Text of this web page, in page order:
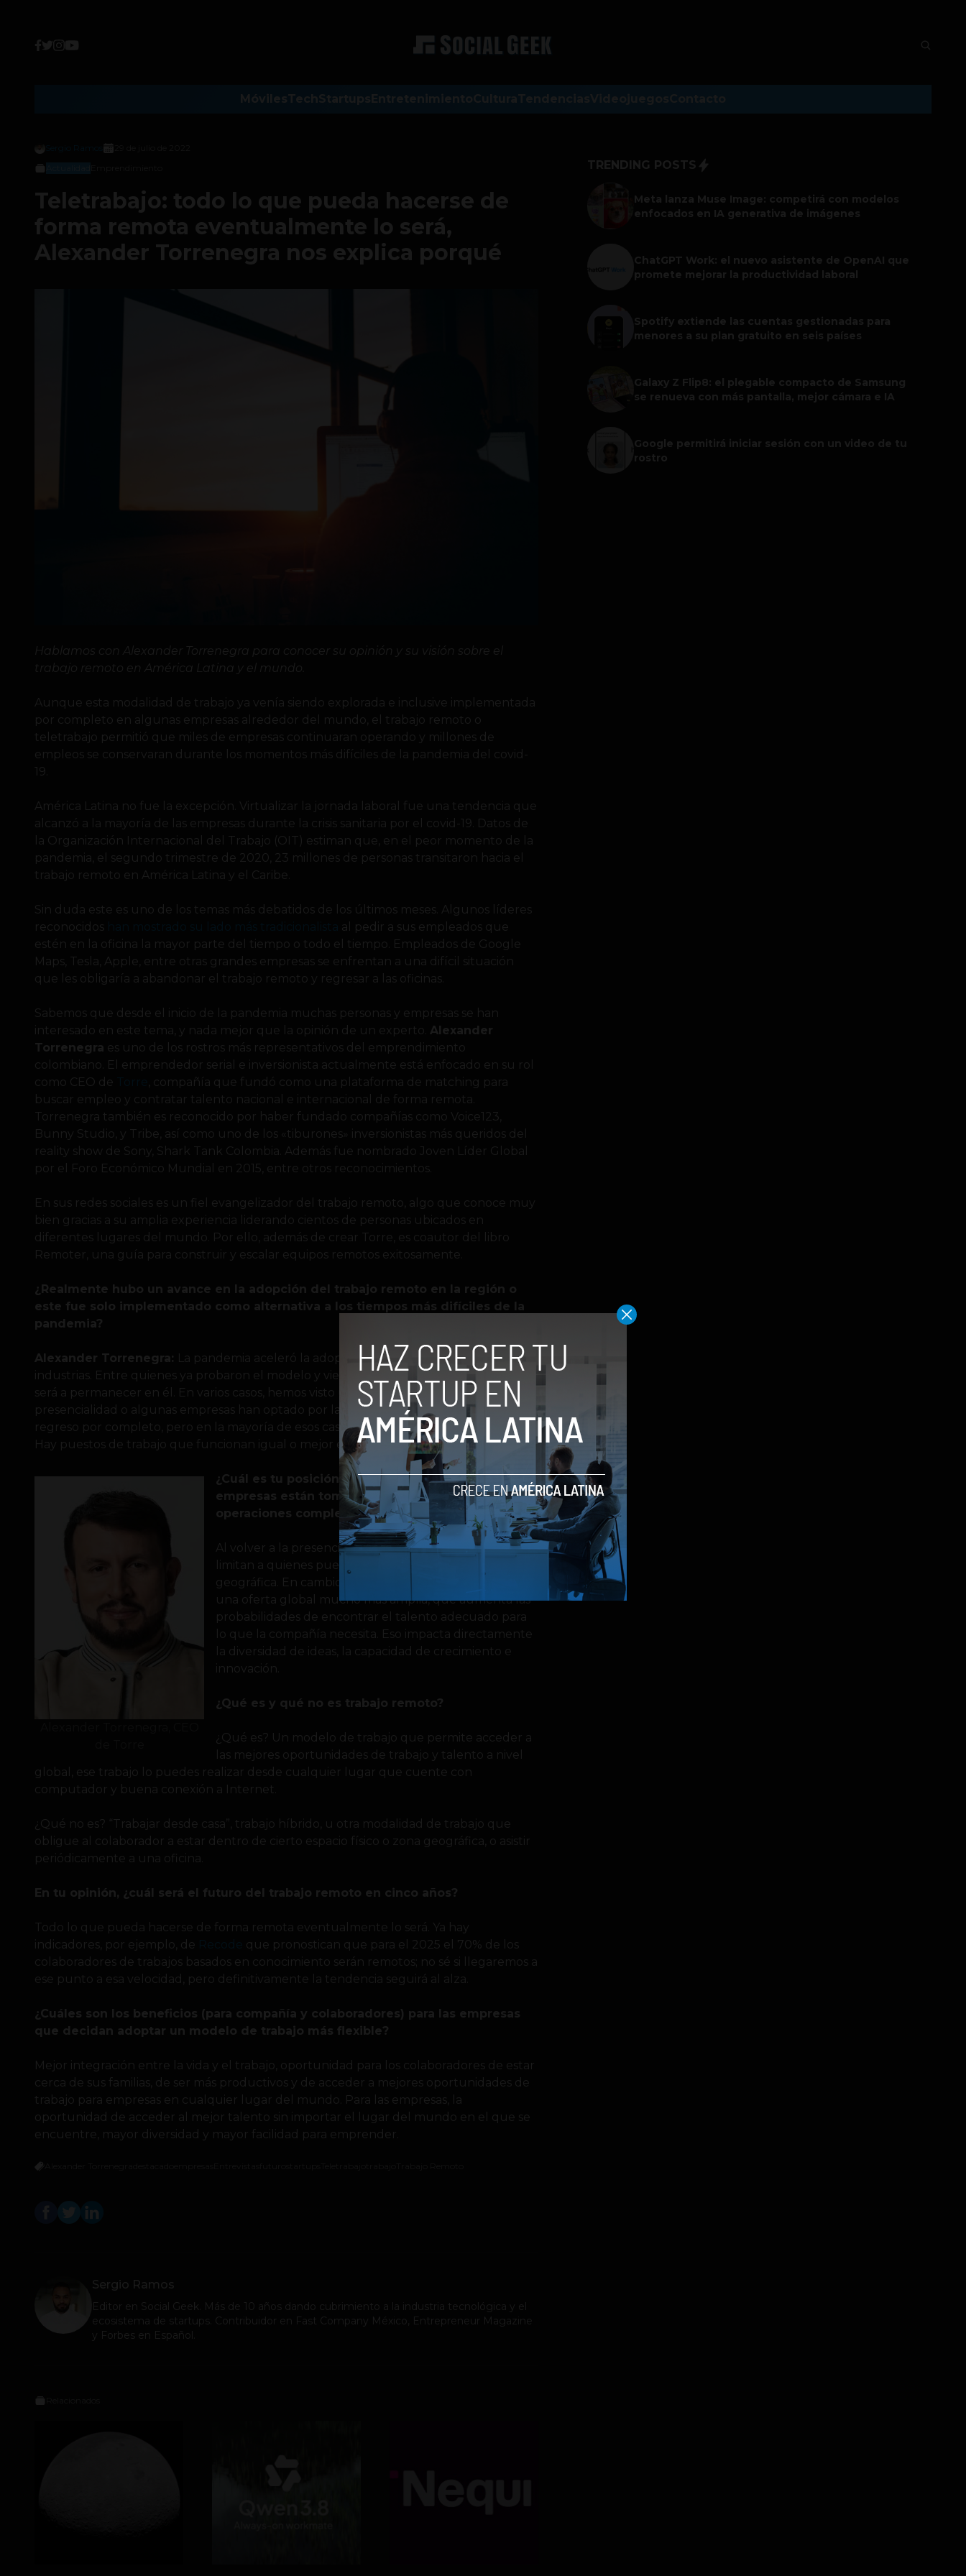
Teletrabajo: todo lo que pueda hacerse de
forma remota eventualmente lo será,
Alexander Torrenegra nos explica porqué
Hablamos con Alexander Torrenegra para conocer su opinión y su visión sobre el
trabajo remoto en América Latina y el mundo.
Aunque esta modalidad de trabajo ya venía siendo explorada e inclusive implementada
por completo en algunas empresas alrededor del mundo, el trabajo remoto o
teletrabajo permitió que miles de empresas continuaran operando y millones de
empleos se conservaran durante los momentos más difíciles de la pandemia del covid-
19.
América Latina no fue la excepción. Virtualizar la jornada laboral fue una tendencia que
alcanzó a la mayoría de las empresas durante la crisis sanitaria por el covid-19. Datos de
la Organización Internacional del Trabajo (OIT) estiman que, en el peor momento de la
pandemia, el segundo trimestre de 2020, 23 millones de personas transitaron hacia el
trabajo remoto en América Latina y el Caribe.
Sin duda este es uno de los temas más debatidos de los últimos meses. Algunos líderes
reconocidos
al pedir a sus empleados que
estén en la oficina la mayor parte del tiempo o todo el tiempo. Empleados de Google
Maps, Tesla, Apple, entre otras grandes empresas se enfrentan a una difícil situación
que les obligaría a abandonar el trabajo remoto y regresar a las oficinas.
Sabemos que desde el inicio de la pandemia muchas personas y empresas se han
interesado en este tema, y nada mejor que la opinión de un experto. Alexander
Torrenegra es uno de los rostros más representativos del emprendimiento
colombiano. El emprendedor serial e inversionista actualmente está enfocado en su rol
como CEO de
, compañía que fundó como una plataforma de matching para
buscar empleo y contratar talento nacional e internacional de forma remota.
Torrenegra también es reconocido por haber fundado compañías como Voice123,
Bunny Studio, y Tribe, así como uno de los «tiburones» inversionistas más queridos del
reality show de Sony, Shark Tank Colombia. Además fue nombrado Joven Líder Global
por el Foro Económico Mundial en 2015, entre otros reconocimientos.
En sus redes sociales es un fiel evangelizador del trabajo remoto, algo que conoce muy
bien gracias a su amplia experiencia liderando cientos de personas ubicados en
diferentes lugares del mundo. Por ello, además de crear Torre, es coautor del libro
Remoter, una guía para construir y escalar equipos remotos exitosamente.
¿Realmente hubo un avance en la adopción del trabajo remoto en la región o
este fue solo implementado como alternativa a los tiempos más difíciles de la
pandemia?
Alexander Torrenegra: La pandemia aceleró la adopción del trabajo remoto en varias
industrias. Entre quienes ya probaron el modelo y vieron que funciona, la tendencia
será a permanecer en él. En varios casos, hemos visto un intento de retorno a la
presencialidad o algunas empresas han optado por la modalidad híbrida, sin ser un
regreso por completo, pero en la mayoría de esos casos no será un regreso completo.
Hay puestos de trabajo que funcionan igual o mejor en remoto.
¿Cuál es tu posición sobre la decisión que muchas
empresas están tomando este año de volver a las
operaciones completamente presenciales?
Al volver a la presencialidad, las opciones de talento se
limitan a quienes pueden trabajar en la misma zona
geográfica. En cambio, en modo remoto hay acceso a
una oferta global mucho más amplia, que aumenta las
probabilidades de encontrar el talento adecuado para
lo que la compañía necesita. Eso impacta directamente
la diversidad de ideas, la capacidad de crecimiento e
innovación.
¿Qué es y qué no es trabajo remoto?
¿Qué es? Un modelo de trabajo que permite acceder a
las mejores oportunidades de trabajo y talento a nivel
global, ese trabajo lo puedes realizar desde cualquier lugar que cuente con
computador y buena conexión a Internet.
¿Qué no es? “Trabajar desde casa”, trabajo híbrido, u otra modalidad de trabajo que
obligue al colaborador a estar dentro de cierto espacio físico o zona geográfica, o asistir
periódicamente a una oficina.
En tu opinión, ¿cuál será el futuro del trabajo remoto en cinco años?
Todo lo que pueda hacerse de forma remota eventualmente lo será. Ya hay
indicadores, por ejemplo, de
que pronostican que para el 2025 el 70% de los
colaboradores de trabajos basados en conocimiento serán remotos; no sé si llegaremos a
ese punto a esa velocidad, pero definitivamente la tendencia seguirá al alza.
¿Cuáles son los beneficios (para compañía y colaboradores) para las empresas
que decidan adoptar un modelo de trabajo más flexible?
Mejor integración entre la vida y el trabajo, oportunidad para los colaboradores de estar
cerca de sus familias, de ser más productivos y de acceder a mejores oportunidades de
trabajo para empresas en cualquier lugar del mundo. Para las empresas, la
oportunidad de acceder al mejor talento sin importar el lugar del mundo en el que se
encuentre, mayor diversidad y mayor facilidad para emprender.
Sergio Ramos
Editor en Social Geek
. Más de 10 años dando cubrimiento a la industria tecnológica y el
ecosistema de startups. Contribuidor en Fast Company México, Entrepreneur Magazine
y Forbes en Español.
TRENDING POSTS
Meta lanza Muse Image: competirá con modelos
enfocados en IA generativa de imágenes
ChatGPT Work: el nuevo asistente de OpenAI que
promete mejorar la productividad laboral
Spotify extiende las cuentas gestionadas para
menores a su plan gratuito en seis países
Galaxy Z Flip8: el plegable compacto de Samsung
se renueva con más pantalla, mejor cámara e IA
Google permitirá iniciar sesión con un video de tu
rostro